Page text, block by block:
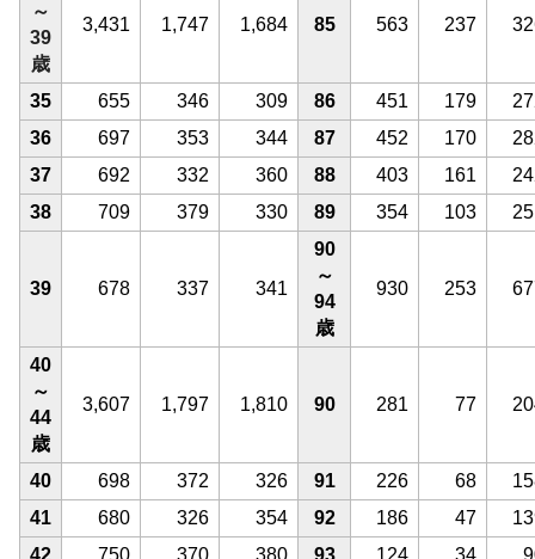
～
39
歳
3,431 1,747 1,684 85 563 237
35 655 346 309 86 451 179
36
697 353 344 87 452 170
37
692 332 360 88 403 161
38
709 379 330 89 354 103
39 678 337 341
90
～
94
歳
930 253
40
～
44
歳
3,607 1,797 1,810 90 281 77
40 698 372 326 91 226 68
41
680 326 354 92 186 47
42
750 370 380 93 124 34